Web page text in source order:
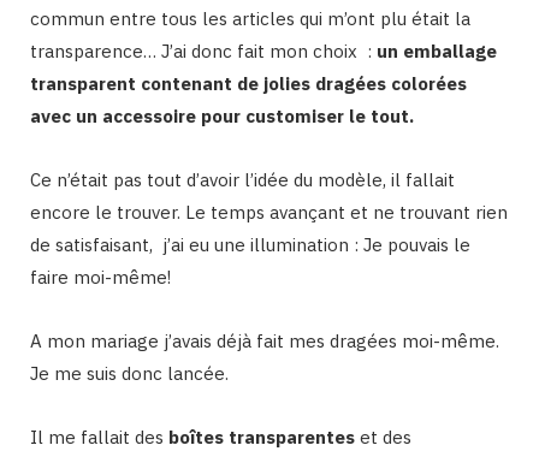
commun entre tous les articles qui m’ont plu était la
transparence… J’ai donc fait mon choix : un emballage
transparent contenant de jolies dragées colorées
avec un accessoire pour customiser le tout.
Ce n’était pas tout d’avoir l’idée du modèle, il fallait
encore le trouver. Le temps avançant et ne trouvant rien
de satisfaisant, j’ai eu une illumination : Je pouvais le
faire moi-même!
A mon mariage j’avais déjà fait mes dragées moi-même.
Je me suis donc lancée.
Il me fallait des boîtes transparentes et des